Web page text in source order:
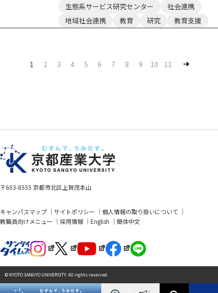
生態系サービス研究センター
社会連携
地域社会連携
教育 研究 教育支援
1 2 3 4 5 6 7 8 9 10 11 Nex
〒603-8555 京都市北区上賀茂本山
キャンパスマップ サイトポリシー
個人情報の取り扱いについて
教職員向けメニュー
採用情報 English 簡体中文
© KYOTO SANGYO UNIVERSITY. All rights reserved.